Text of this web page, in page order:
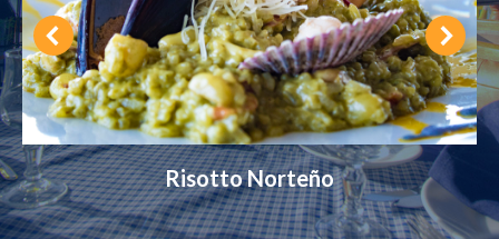
Bonito a lo Macho